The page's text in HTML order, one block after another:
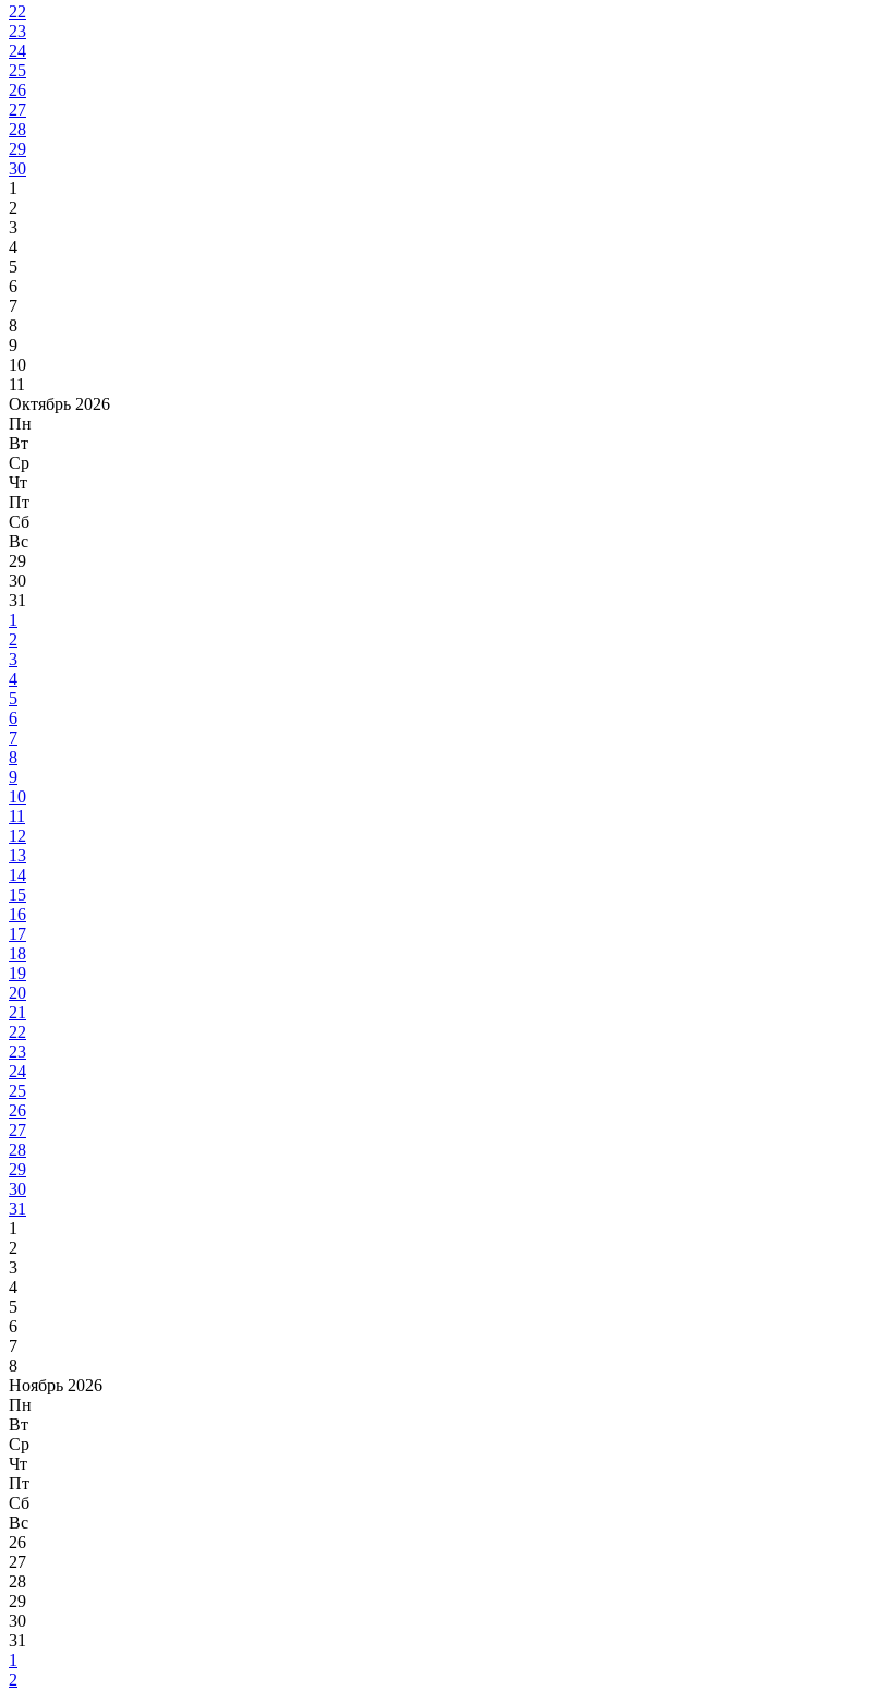
22
23
24
25
26
27
28
29
30
1
2
3
4
5
6
7
8
9
10
11
Октябрь 2026
Пн
Вт
Ср
Чт
Пт
Сб
Вс
29
30
31
1
2
3
4
5
6
7
8
9
10
11
12
13
14
15
16
17
18
19
20
21
22
23
24
25
26
27
28
29
30
31
1
2
3
4
5
6
7
8
Ноябрь 2026
Пн
Вт
Ср
Чт
Пт
Сб
Вс
26
27
28
29
30
31
1
2